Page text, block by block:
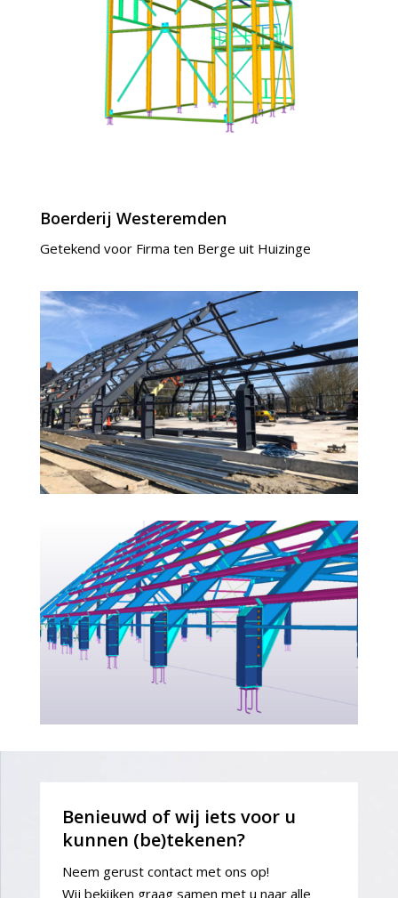
Boerderij Westeremden
Getekend voor Firma ten Berge uit Huizinge
Benieuwd of wij iets voor u
kunnen (be)tekenen?
Neem gerust contact met ons op!
Wij bekijken graag samen met u naar alle